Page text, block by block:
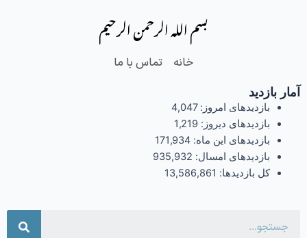
بسم الله الرحمن الرحیم
خانه تماس با ما
آمار بازدید
بازدیدهای امروز:4,047
بازدیدهای دیروز: 1,219
بازدیدهای این ماه: 171,934
بازدیدهای امسال: 935,932
کل بازدیدها: 13,586,861